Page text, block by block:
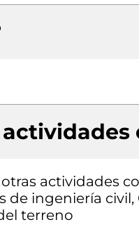
actividades
de ingeniería
terreno